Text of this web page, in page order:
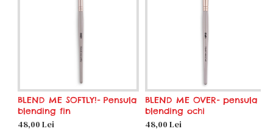
BLEND ME SOFTLY!- Pensula
blending fin
48,00 Lei
BLEND ME OVER- pensula
blending ochi
48,00 Lei